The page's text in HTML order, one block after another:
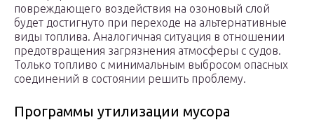
повреждающего воздействия на озоновый слой
будет достигнуто при переходе на альтернативные
виды топлива. Аналогичная ситуация в отношении
предотвращения загрязнения атмосферы с судов.
Только топливо с минимальным выбросом опасных
соединений в состоянии решить проблему.
Программы утилизации мусора